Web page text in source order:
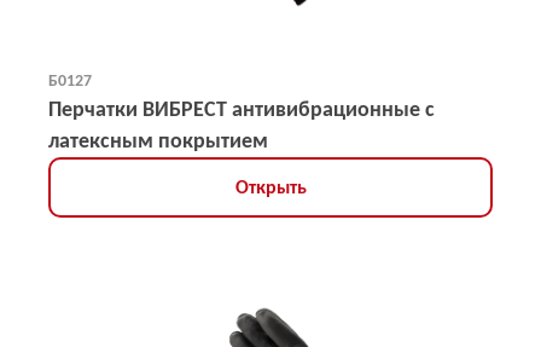
Б0127
Перчатки ВИБРЕСТ антивибрационные с
латексным покрытием
Открыть